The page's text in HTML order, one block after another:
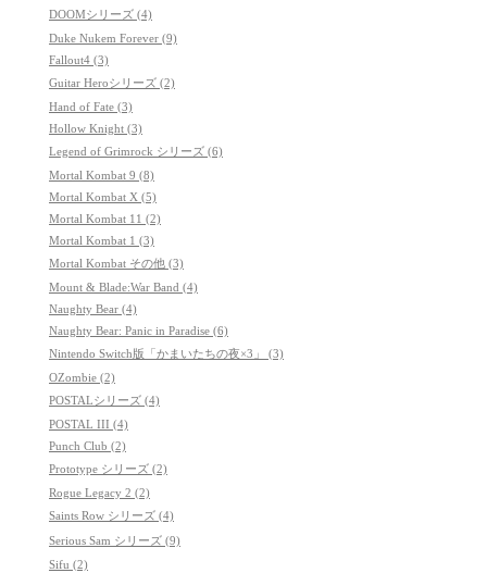
DOOMシリーズ (4)
Duke Nukem Forever (9)
Fallout4 (3)
Guitar Heroシリーズ (2)
Hand of Fate (3)
Hollow Knight (3)
Legend of Grimrock シリーズ (6)
Mortal Kombat 9 (8)
Mortal Kombat X (5)
Mortal Kombat 11 (2)
Mortal Kombat 1 (3)
Mortal Kombat その他 (3)
Mount & Blade:War Band (4)
Naughty Bear (4)
Naughty Bear: Panic in Paradise (6)
Nintendo Switch版「かまいたちの夜×3」 (3)
OZombie (2)
POSTALシリーズ (4)
POSTAL III (4)
Punch Club (2)
Prototype シリーズ (2)
Rogue Legacy 2 (2)
Saints Row シリーズ (4)
Serious Sam シリーズ (9)
Sifu (2)